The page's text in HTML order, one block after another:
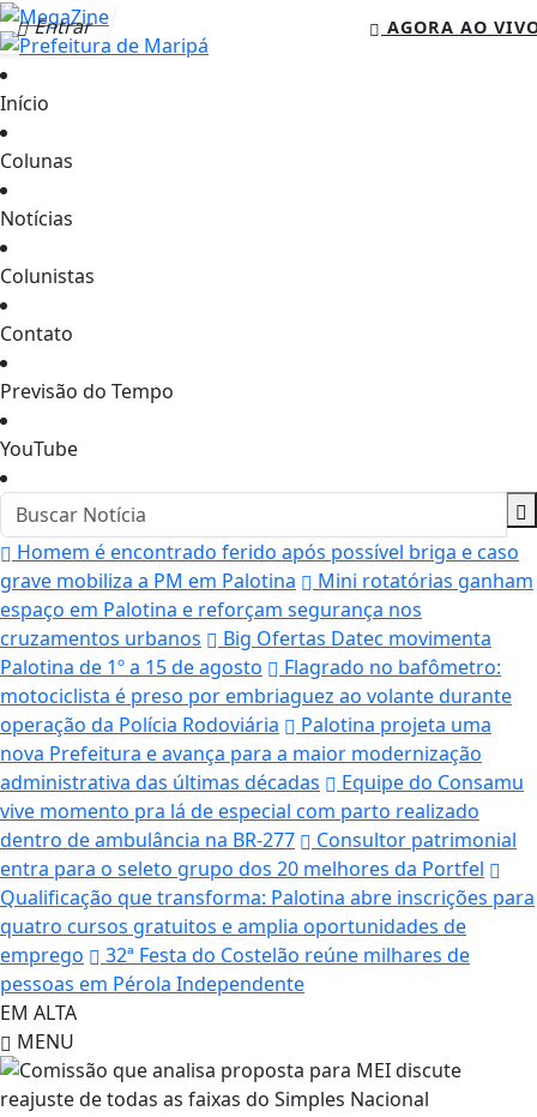
Entrar AGORA AO
Início
Colunas
Notícias
Colunistas
Contato
Previsão do Tempo
YouTube
Homem é encontrado ferido após possível briga e caso
grave mobiliza a PM em Palotina
Mini rotatórias ganham
espaço em Palotina e reforçam segurança nos
cruzamentos urbanos
Big Ofertas Datec movimenta
Palotina de 1º a 15 de agosto
Flagrado no bafômetro:
motociclista é preso por embriaguez ao volante durante
operação da Polícia Rodoviária
Palotina projeta uma
nova Prefeitura e avança para a maior modernização
administrativa das últimas décadas
Equipe do Consamu
vive momento pra lá de especial com parto realizado
dentro de ambulância na BR-277
Consultor patrimonial
entra para o seleto grupo dos 20 melhores da Portfel
Qualificação que transforma: Palotina abre inscrições para
quatro cursos gratuitos e amplia oportunidades de
emprego
32ª Festa do Costelão reúne milhares de
pessoas em Pérola Independente
EM ALTA
MENU